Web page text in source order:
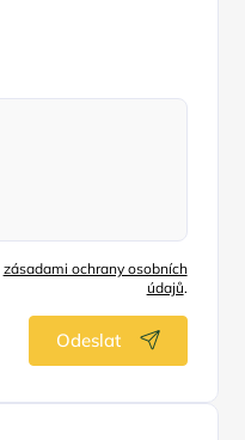
zásadami ochrany osobních
údajů.
Odeslat